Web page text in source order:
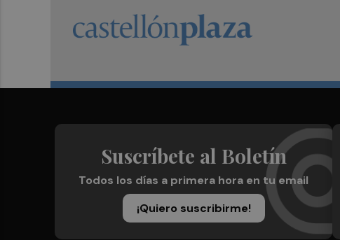
Suscríbete al Boletín
Todos los días a primera hora en tu email
¡Quiero suscribirme!